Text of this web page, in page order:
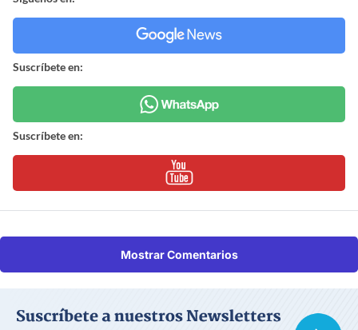
Suscríbete en:
Suscríbete en:
Mostrar Comentarios